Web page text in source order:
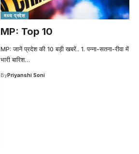
मध्य प्रदेश
MP: Top 10
MP: जानें प्रदेश की 10 बड़ी खबरें.. 1. पन्ना-सतना-रीवा में
भारी बारिश…
ByPriyanshi Soni